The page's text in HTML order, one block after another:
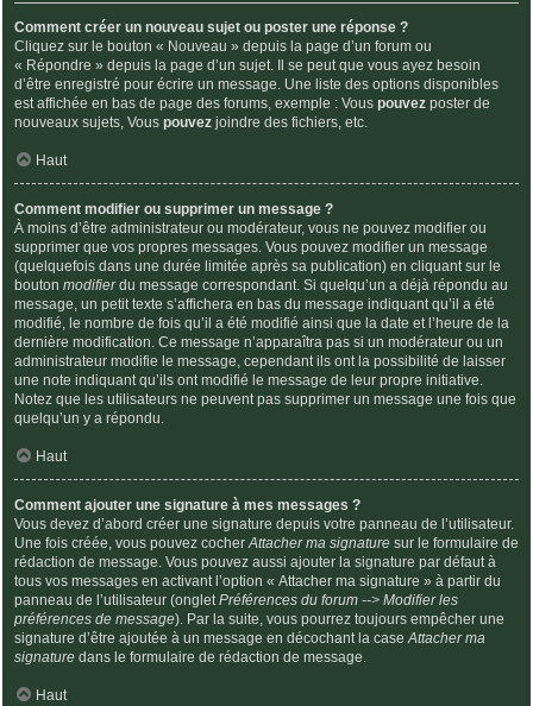
Comment créer un nouveau sujet ou poster une réponse ?
Cliquez sur le bouton « Nouveau » depuis la page d’un forum ou
« Répondre » depuis la page d’un sujet. Il se peut que vous ayez besoin
d’être enregistré pour écrire un message. Une liste des options disponibles
est affichée en bas de page des forums, exemple : Vous pouvez poster de
nouveaux sujets, Vous pouvez joindre des fichiers, etc.
Haut
Comment modifier ou supprimer un message ?
À moins d’être administrateur ou modérateur, vous ne pouvez modifier ou
supprimer que vos propres messages. Vous pouvez modifier un message
(quelquefois dans une durée limitée après sa publication) en cliquant sur le
bouton modifierdu message correspondant. Si quelqu’un a déjà répondu au
message, un petit texte s’affichera en bas du message indiquant qu’il a été
modifié, le nombre de fois qu’il a été modifié ainsi que la date et l’heure de la
dernière modification. Ce message n’apparaîtra pas si un modérateur ou un
administrateur modifie le message, cependant ils ont la possibilité de laisser
une note indiquant qu’ils ont modifié le message de leur propre initiative.
Notez que les utilisateurs ne peuvent pas supprimer un message une fois que
quelqu’un y a répondu.
Haut
Comment ajouter une signature à mes messages ?
Vous devez d’abord créer une signature depuis votre panneau de l’utilisateur.
Une fois créée, vous pouvez cocherAttacher ma signature sur le formulaire de
rédaction de message. Vous pouvez aussi ajouter la signature par défaut à
tous vos messages en activant l’option « Attacher ma signature » à partir du
panneau de l’utilisateur (ongletPréférences du forum --> Modifier les
préférences de message). Par la suite, vous pourrez toujours empêcher une
signature d’être ajoutée à un message en décochant la caseAttacher ma
signature dans le formulaire de rédaction de message.
Haut